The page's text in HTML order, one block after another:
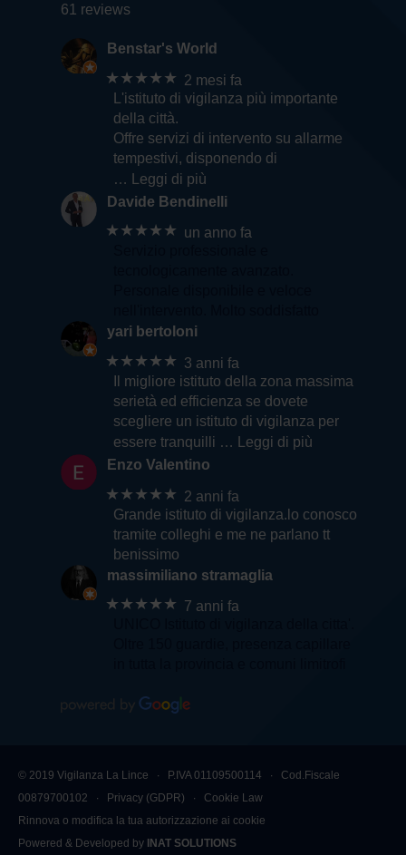
61 reviews
Benstar's World
★★★★★ 2 mesi fa
L'istituto di vigilanza più importante
della città.
Offre servizi di intervento su allarme
tempestivi, disponendo di
… Leggi di più
Davide Bendinelli
★★★★★ un anno fa
yari bertoloni
★★★★★ 3 anni fa
Il migliore istituto della zona massima
serietà ed efficienza se dovete
scegliere un istituto di vigilanza per
essere tranquilli … Leggi di più
Enzo Valentino
★★★★★ 2 anni fa
Grande istituto di vigilanza.lo conosco
tramite colleghi e me ne parlano tt
benissimo
massimiliano stramaglia
★★★★★ 7 anni fa
© 2019 Vigilanza La Lince ∙ P.IVA 01109500114 ∙ Cod.Fiscale
00879700102 ∙
Privacy (GDPR) ∙ Cookie Law
Rinnova o modifica la tua autorizzazione ai cookie
Powered & Developed by INAT SOLUTIONS